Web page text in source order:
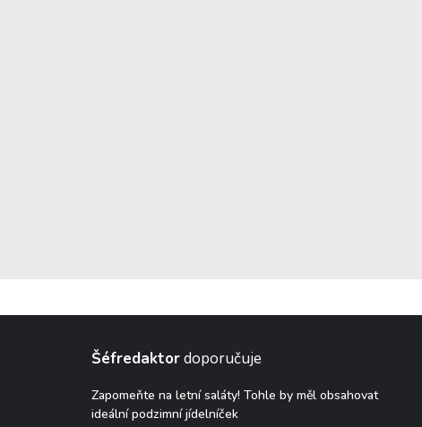
Šéfredaktordoporučuje
Zapomeňte na letní saláty! Tohle by měl obsahovat
ideální podzimní jídelníček